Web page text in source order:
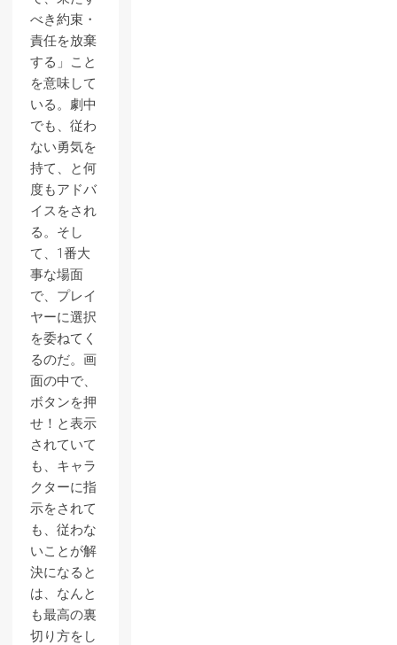
べき約束・
責任を放棄
する」こと
を意味して
いる。劇中
でも、従わ
ない勇気を
持て、と何
度もアドバ
イスをされ
る。そし
て、1番大
事な場面
で、プレイ
ヤーに選択
を委ねてく
るのだ。画
面の中で、
ボタンを押
せ！と表示
されていて
も、キャラ
クターに指
示をされて
も、従わな
いことが解
決になると
は、なんと
も最高の裏
切り方をし